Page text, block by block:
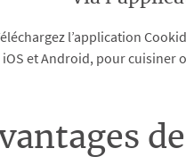
l’application
iOS et Android, pour cuisiner